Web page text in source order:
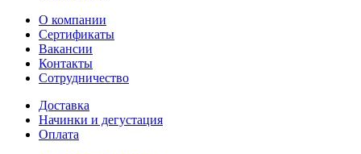
О компании
Сертификаты
Вакансии
Контакты
Сотрудничество
Доставка
Начинки и дегустация
Оплата